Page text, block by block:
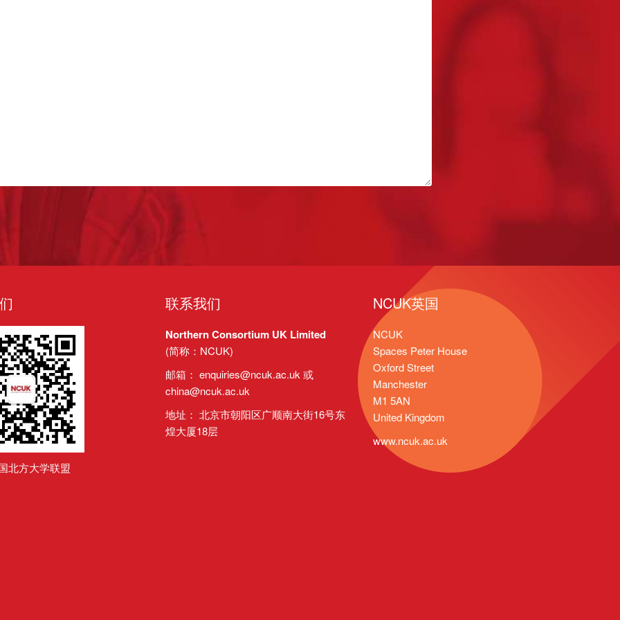
北方大学联盟
联系我们
Northern Consortium UK Limited
(简称：NCUK)
邮箱： enquiries@ncuk.ac.uk 或
china@ncuk.ac.uk
地址： 北京市朝阳区广顺南大街16号东
煌大厦18层
NCUK英国
NCUK
Spaces Peter House
Oxford Street
Manchester
M1 5AN
United Kingdom
www.ncuk.ac.uk